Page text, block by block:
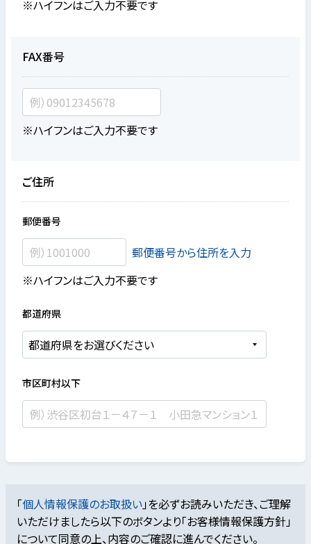
※ハイフンはご入力不要です
FAX番号
※ハイフンはご入力不要です
ご住所
郵便番号
郵便番号から住所を入力
※ハイフンはご入力不要です
都道府県
市区町村以下
「個人情報保護のお取扱い」を必ずお読みいただき、ご理解
いただけましたら以下のボタンより「お客様情報保護方針」
について同意の上、内容のご確認に進んでください。